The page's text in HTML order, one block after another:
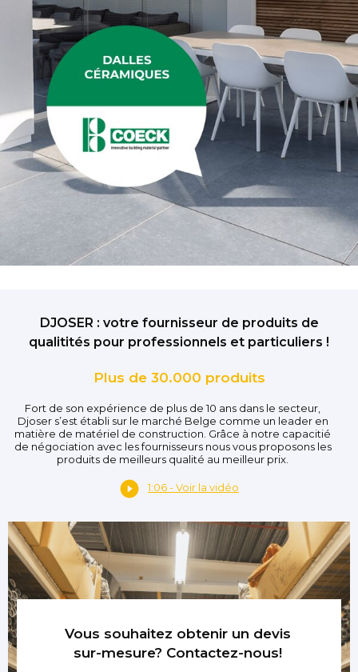
DJOSER : votre fournisseur de produits de
qualitités pour professionnels et particuliers !
Plus de 30.000 produits
Fort de son expérience de plus de 10 ans dans le secteur,
Djoser s’est établi sur le marché Belge comme un leader en
matière de matériel de construction. Grâce à notre capacitié
de négociation avec les fournisseurs nous vous proposons les
produits de meilleurs qualité au meilleur prix.
1:06 - Voir la vidéo
Vous souhaitez obtenir un devis
sur-mesure? Contactez-nous!